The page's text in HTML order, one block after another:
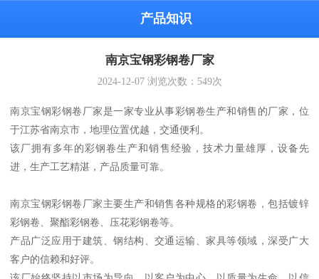
产品知识
南京宝钢彩钢卷厂家
2024-12-07浏览次数： 549次
南京宝钢彩钢卷厂家是一家专业从事彩钢卷生产和销售的厂家，位
于江苏省南京市，地理位置优越，交通便利。
该厂拥有多年的彩钢卷生产和销售经验，技术力量雄厚，设备先
进，生产工艺精湛，产品质量可靠。
南京宝钢彩钢卷厂家主要生产和销售各种规格的彩钢卷，包括镀锌
彩钢卷、聚酯彩钢卷、压花彩钢卷等。
产品广泛应用于建筑、钢结构、交通运输、家具等领域，深受广大
客户的信赖和好评。